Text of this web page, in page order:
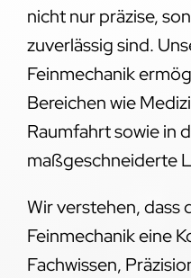
nicht nur präzise,
zuverlässig sind.
Feinmechanik
Bereichen wie
Raumfahrt sowie in
maßgeschneiderte
Wir verstehen, dass
Feinmechanik eine
Fachwissen,